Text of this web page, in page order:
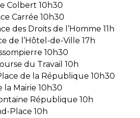
Colbert 10h30
Carrée 10h30
des Droits de l’Homme 11h
de l’Hôtel-de-Ville 17h
10h30
du Travail 10h
de la République 10h30
la Mairie 10h30
République 10h
Place 10h